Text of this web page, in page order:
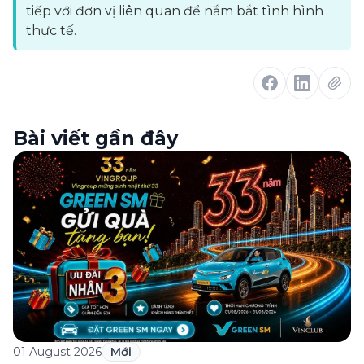
tiếp với đơn vị liên quan để nắm bắt tình hình
thực tế.
Bài viết gần đây
01 August 2026 Mới